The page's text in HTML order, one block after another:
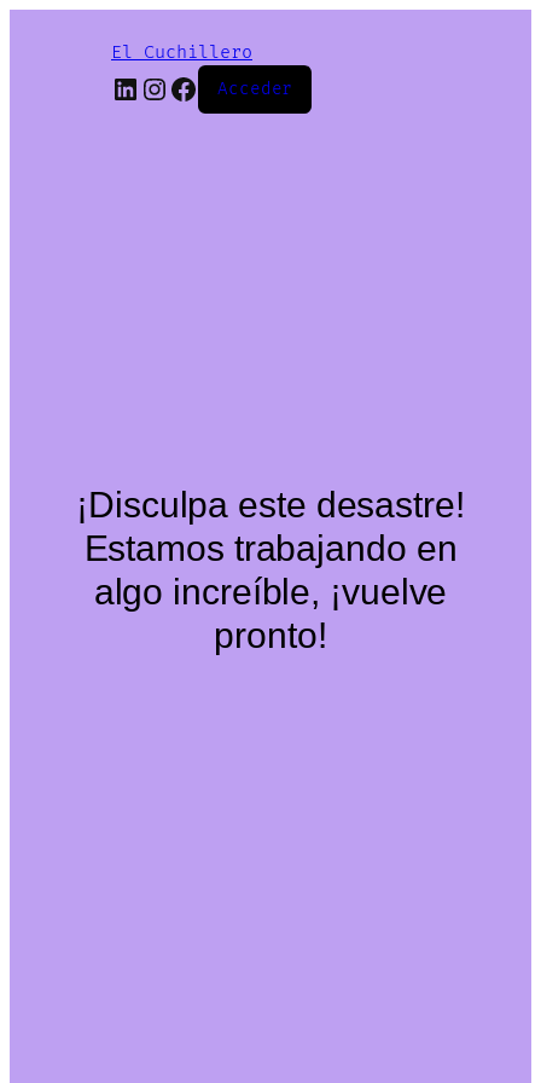
El Cuchillero
LinkedIn
Instagram
Facebook
Acceder
¡Disculpa este desastre!
Estamos trabajando en
algo increíble, ¡vuelve
pronto!